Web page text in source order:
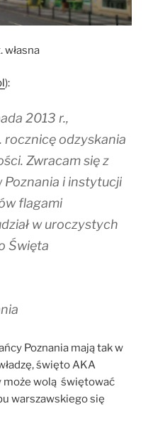
własna
):
2013 r.,
odzyskania
Zwracam się z
Poznania i instytucji
flagami
w uroczystych
Święta
Poznania mają tak w
święto AKA
może wolą świętować
warszawskiego się